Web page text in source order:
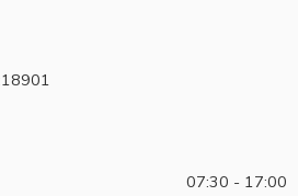
07:30 - 17:00